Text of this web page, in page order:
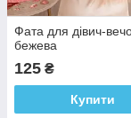
Фата для дівич-
бежева
125 ₴
Купити